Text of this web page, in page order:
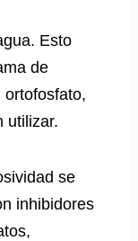
Esto
de
ortofosfato,
utilizar.
se
inhibidores